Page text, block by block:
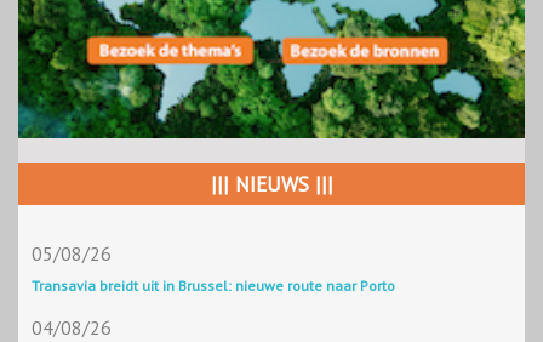
||| NIEUWS |||
05/08/26
Transavia breidt uit in Brussel: nieuwe route naar Porto
04/08/26